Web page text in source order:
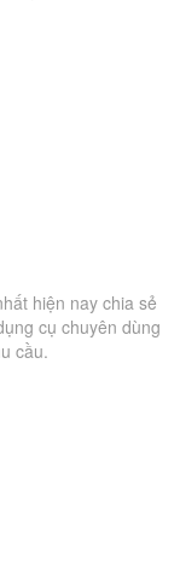
hiện nay chia sẻ
cụ chuyên dùng
cầu.